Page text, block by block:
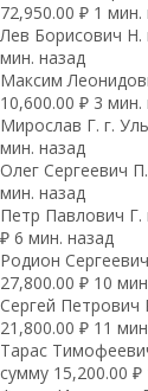
72,950.00 ₽ 1 мин.
Лев Борисович Н.
мин. назад
Максим
10,600.00 ₽ 3 мин.
Мирослав Г. г.
мин. назад
Олег Сергеевич
мин. назад
Петр Павлович Г.
₽ 6 мин. назад
Родион
27,800.00 ₽ 10
Сергей Петрович
21,800.00 ₽ 11
Тарас
сумму 15,200.00